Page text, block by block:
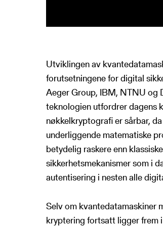
Utviklingen av
forutsetningene for digital
Aeger Group, IBM, NTNU og
teknologien utfordrer dagens
nøkkelkryptografi er sårbar,
underliggende matematiske
betydelig raskere enn
sikkerhetsmekanismer som i
autentisering i nesten alle
Selv om kvantedatamaskiner
kryptering fortsatt ligger frem